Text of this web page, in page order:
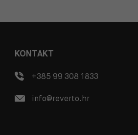
KONTAKT
+385 99 308 1833
info@reverto.hr